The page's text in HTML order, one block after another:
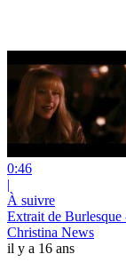
0:46
|
À suivre
Extrait de
Christina News
il y a 16 ans